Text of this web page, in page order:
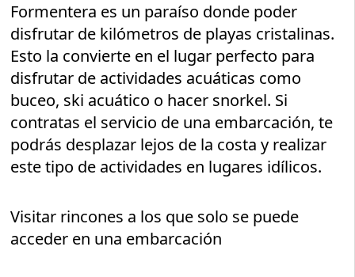
Formentera es un paraíso donde poder
disfrutar de kilómetros de playas cristalinas.
Esto la convierte en el lugar perfecto para
disfrutar de actividades acuáticas como
buceo, ski acuático o hacer snorkel. Si
contratas el servicio de una embarcación, te
podrás desplazar lejos de la costa y realizar
este tipo de actividades en lugares idílicos.
Visitar rincones a los que solo se puede
acceder en una embarcación